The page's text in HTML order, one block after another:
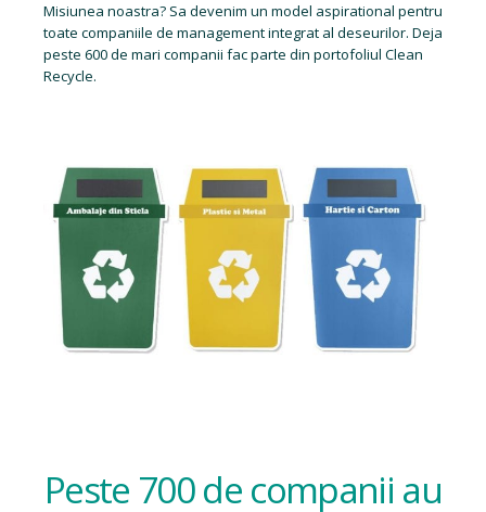
Misiunea noastra? Sa devenim un model aspirational pentru
toate companiile de management integrat al deseurilor. Deja
peste 600 de mari companii fac parte din portofoliul Clean
Recycle.
Peste 700 de companii au